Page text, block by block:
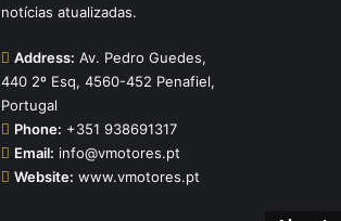
notícias atualizadas.
Address: Av. Pedro Guedes,
440 2º Esq, 4560-452 Penafiel,
Portugal
Phone: +351 938691317
Email: info@vmotores.pt
Website: www.vmotores.pt